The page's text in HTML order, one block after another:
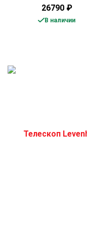
26790 ₽
В наличии